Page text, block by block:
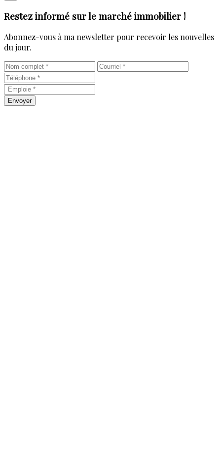
Restez informé sur le marché immobilier !
Abonnez-vous à ma newsletter pour recevoir les nouvelles
du jour.
Envoyer